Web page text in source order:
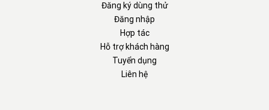
Đăng ký dùng thử
Đăng nhập
Hợp tác
Hỗ trợ khách hàng
Tuyển dụng
Liên hệ